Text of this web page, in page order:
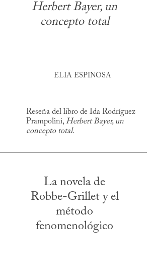
Herbert Bayer, un
concepto total
ELIA ESPINOSA
Reseña del libro de Ida Rodríguez
Prampolini, Herbert Bayer, un
concepto total.
La novela de
Robbe-Grillet y el
método
fenomenológico